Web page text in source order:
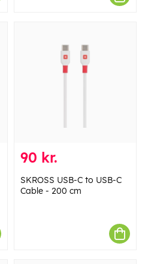
90 kr.
SKROSS USB-C to USB-C
Cable - 200 cm